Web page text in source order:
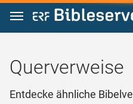
Zum Inhalt springen
Querverweise
Entdecke ähnliche